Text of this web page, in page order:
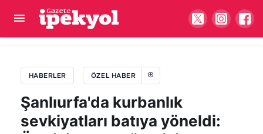
HABERLER ÖZEL HABER
Şanlıurfa'da kurbanlık
sevkiyatları batıya yöneldi:
Şanlıurfa’da bir geleneğin son durağı